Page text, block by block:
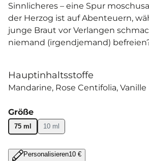
Sinnlicheres – eine Spur
der Herzog ist auf Abenteuern,
junge Braut vor Verlangen
niemand (irgendjemand)
Hauptinhaltsstoffe
Mandarine Rose Centifolia Vanille
Größe
75 ml 10 ml
Personalisieren10 €